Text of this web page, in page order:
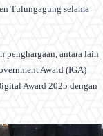
Tulungagung selama
penghargaan, antara lain
Award (IGA)
Award 2025 dengan